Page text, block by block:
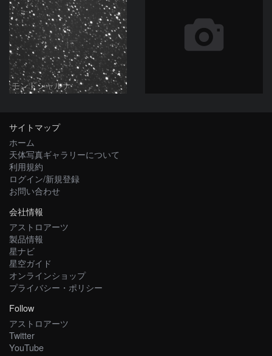
モンドシャルナ
サイトマップ
ホーム
天体写真ギャラリーについて
利用規約
ログイン/新規登録
お問い合わせ
会社情報
アストロアーツ
製品情報
星ナビ
星空ガイド
オンラインショップ
プライバシー・ポリシー
Follow
アストロアーツ
Twitter
YouTube